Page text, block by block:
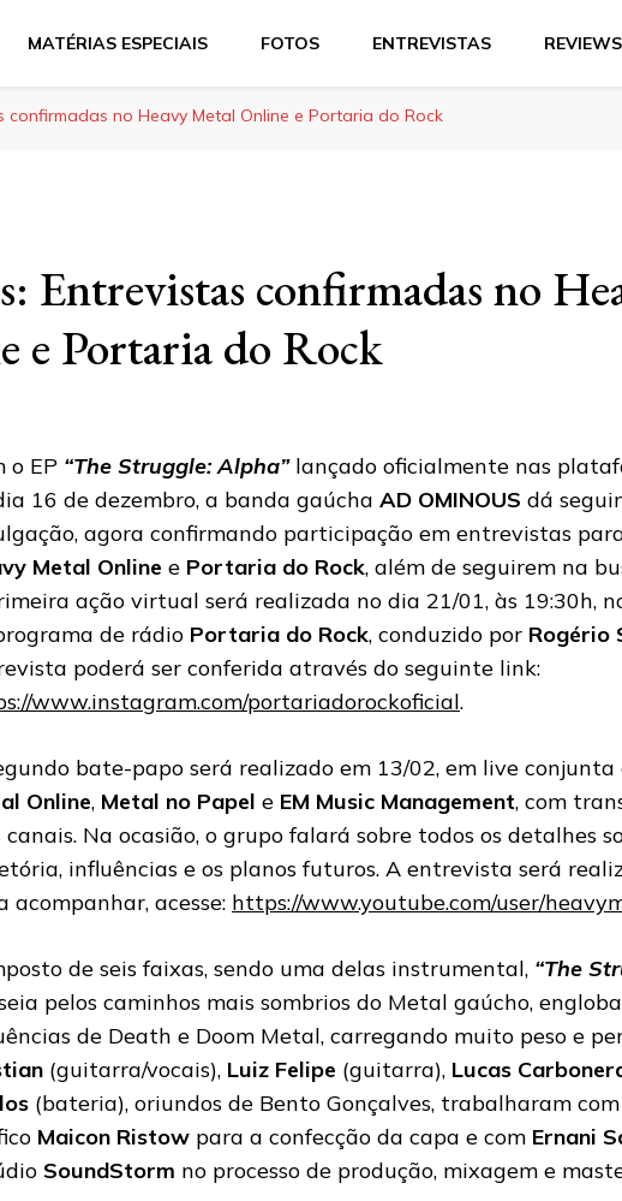
MATÉRIAS ESPECIAIS FOTOS ENTREVISTAS REVIEWS
confirmadas no Heavy Metal Online e Portaria do Rock
Entrevistas confirmadas no
e Portaria do Rock
o EP “The Struggle: Alpha”lançado oficialmente nas
16 de dezembro, a banda gaúcha AD OMINOUS dá
agora confirmando participação em entrevistas
Metal Online e Portaria do Rock, além de seguirem na
ação virtual será realizada no dia 21/01, às 19:30h,
de rádio Portaria do Rock, conduzido por Rogério
poderá ser conferida através do seguinte link:
www.instagram.com/portariadorockoficial.
bate-papo será realizado em 13/02, em live conjunta
Online, Metal no Papel e EM Music Management, com
Na ocasião, o grupo falará sobre todos os detalhes
influências e os planos futuros. A entrevista será
acompanhar, acesse: https://www.youtube.com/user/
de seis faixas, sendo uma delas instrumental, “The
pelos caminhos mais sombrios do Metal gaúcho,
de Death e Doom Metal, carregando muito peso e
(guitarra/vocais), Luiz Felipe (guitarra), Lucas
(bateria), oriundos de Bento Gonçalves, trabalharam
Maicon Ristow para a confecção da capa e com Ernani
SoundStorm no processo de produção, mixagem e